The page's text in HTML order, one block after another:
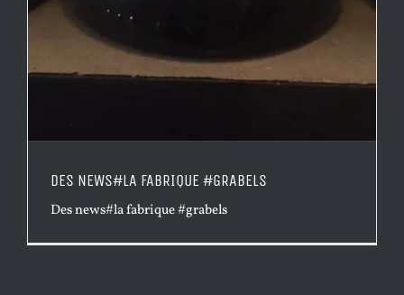
DES NEWS#LA FABRIQUE #GRABELS
Des news#la fabrique #grabels